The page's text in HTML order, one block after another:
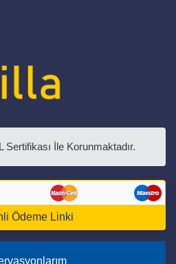
Sertifikası İle Korunmaktadır.
Ödeme Linki